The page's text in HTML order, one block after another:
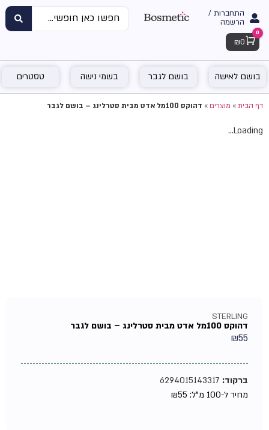
התחברות /
הרשמה
Cart
0
₪ 0
בושם לאישה בושם לגבר בשמי נישה טסטרים
דף הבית»מוצרים»דהוקס 100מל אדט מבית סטרלינג – בושם לגבר
Loading...
STERLING
דהוקס 100מל אדט מבית סטרלינג – בושם לגבר
₪55
ברקוד:6294015143317
מחיר ל-100 מ"ל:
₪55